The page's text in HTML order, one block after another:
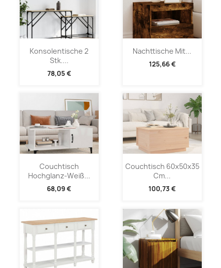
Konsolentische 2
Stk....
78,05 €
Nachttische Mit...
125,66 €
Couchtisch
Hochglanz-Weiß...
68,09 €
Couchtisch 60x50x35
Cm...
100,73 €